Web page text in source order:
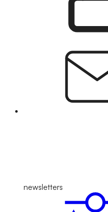
newsletters